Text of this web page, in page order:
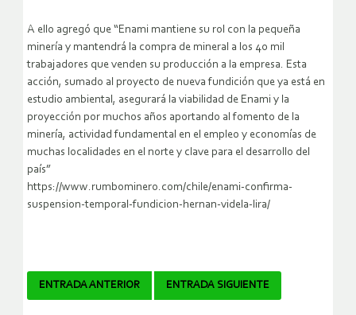
A ello agregó que “Enami mantiene su rol con la pequeña
minería y mantendrá la compra de mineral a los 40 mil
trabajadores que venden su producción a la empresa. Esta
acción, sumado al proyecto de nueva fundición que ya está en
estudio ambiental, asegurará la viabilidad de Enami y la
proyección por muchos años aportando al fomento de la
minería, actividad fundamental en el empleo y economías de
muchas localidades en el norte y clave para el desarrollo del
país”
https://www.rumbominero.com/chile/enami-confirma-
suspension-temporal-fundicion-hernan-videla-lira/
Navegador
ENTRADA ANTERIOR ENTRADA SIGUIENTE